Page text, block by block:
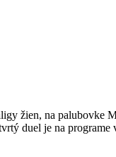
žien, na palubovke
duel je na